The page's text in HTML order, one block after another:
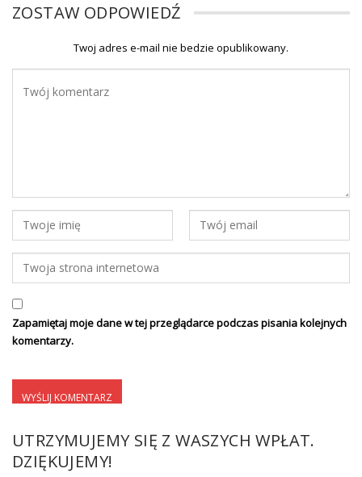
ZOSTAW ODPOWIEDŹ
Twoj adres e-mail nie bedzie opublikowany.
Zapamiętaj moje dane w tej przeglądarce podczas pisania kolejnych
komentarzy.
UTRZYMUJEMY SIĘ Z WASZYCH WPŁAT.
DZIĘKUJEMY!